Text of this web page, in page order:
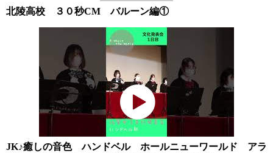
北陵高校 ３０秒CM バルーン編①
JK♪癒しの音色 ハンドベル ホールニューワールド アラ